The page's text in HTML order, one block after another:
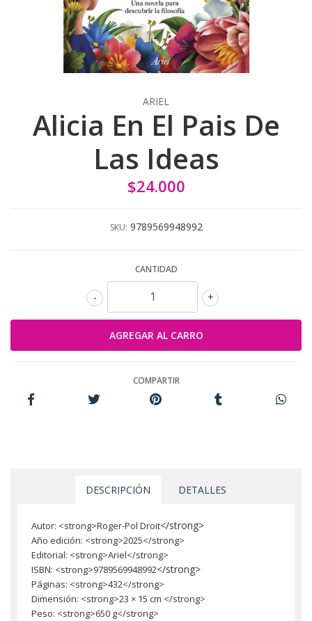
ARIEL
Alicia En El Pais De
Las Ideas
$24.000
SKU: 9789569948992
CANTIDAD
+
-
COMPARTIR
DESCRIPCIÓN DETALLES
Autor: <strong>Roger-Pol Droit</strong>
Año edición: <strong>2025</strong>
Editorial: <strong>Ariel</strong>
ISBN: <strong>9789569948992</strong>
Páginas: <strong>432</strong>
Dimensión: <strong>23 × 15 cm </strong>
Peso: <strong>650 g</strong>